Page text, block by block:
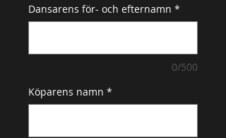
Dansarens för- och efternamn *
0/500
Köparens namn *